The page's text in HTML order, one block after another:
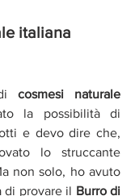
italiana
cosmesi naturale
la possibilità di
e devo dire che,
lo struccante
non solo, ho avuto
di provare il Burro di